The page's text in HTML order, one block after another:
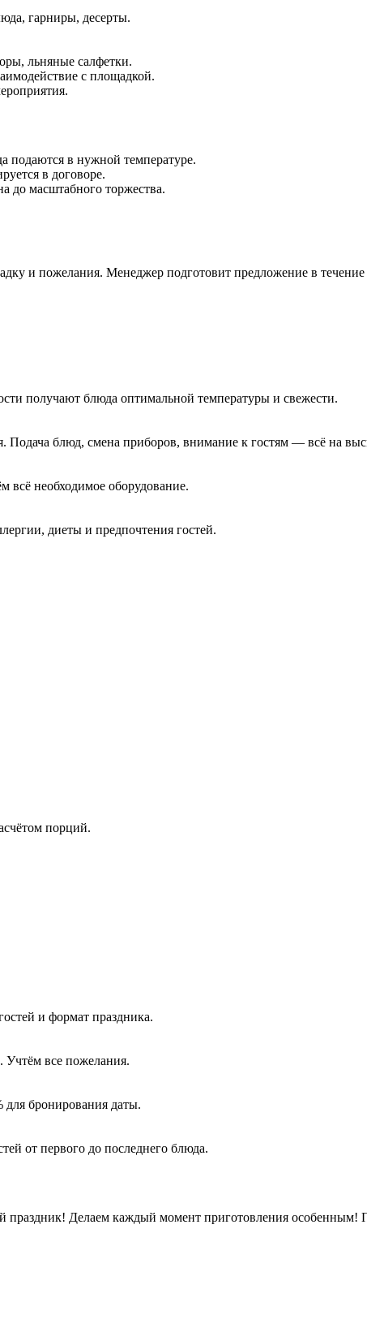
гарниры, десерты.
льняные салфетки.
с площадкой.
подаются в нужной температуре.
в договоре.
до масштабного торжества.
и пожелания. Менеджер подготовит предложение в
получают блюда оптимальной температуры и свежести.
Подача блюд, смена приборов, внимание к гостям — всё на
необходимое оборудование.
диеты и предпочтения гостей.
порций.
и формат праздника.
Учтём все пожелания.
бронирования даты.
от первого до последнего блюда.
Делаем каждый момент приготовления особенным!